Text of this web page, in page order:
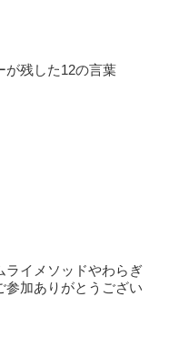
が残した12の言葉
ライメソッドやわらぎ
参加ありがとうござい